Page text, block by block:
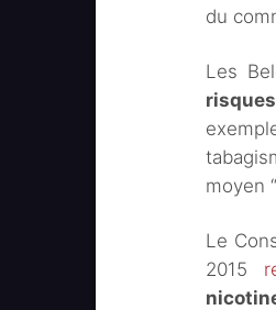
du
Les
risques
moyen
Le
2015